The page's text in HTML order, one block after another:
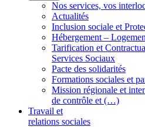
Nos services, vos
Actualités
Inclusion sociale et
Hébergement –
Tarification et
Services Sociaux
Pacte des solidarités
Formations sociales et
Mission régionale et
de contrôle et (…)
Travail et
relations sociales